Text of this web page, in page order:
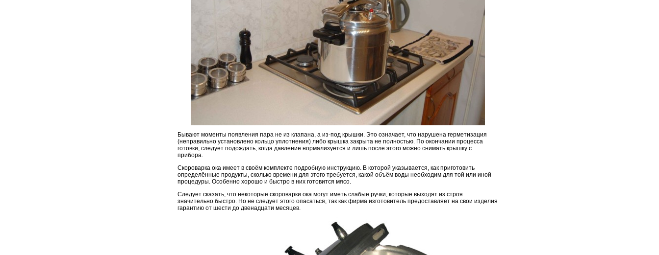
Бывают моменты появления пара не из клапана, а из-под крышки. Это означает, что нарушена герметизация
(неправильно установлено кольцо уплотнения) либо крышка закрыта не полностью. По окончании процесса
готовки, следует подождать, когда давление нормализуется и лишь после этого можно снимать крышку с
прибора.
Скороварка ока имеет в своём комплекте подробную инструкцию. В которой указывается, как приготовить
определённые продукты, сколько времени для этого требуется, какой объём воды необходим для той или иной
процедуры. Особенно хорошо и быстро в них готовится мясо.
Следует сказать, что некоторые скороварки ока могут иметь слабые ручки, которые выходят из строя
значительно быстро. Но не следует этого опасаться, так как фирма изготовитель предоставляет на свои изделия
гарантию от шести до двенадцати месяцев.